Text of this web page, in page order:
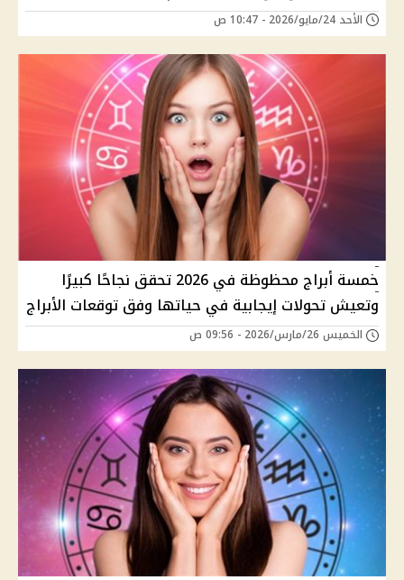
الأحد 24/مايو/2026 - 10:47 ص
خمسة أبراج محظوظة في 2026 تحقق نجاحًا كبيرًا
وتعيش تحولات إيجابية في حياتها وفق توقعات الأبراج
الخميس 26/مارس/2026 - 09:56 ص